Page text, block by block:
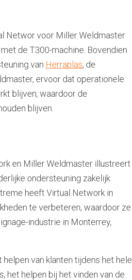
Networ voor Miller Weldmaster
de T300-machine. Bovendien
van Herraplas, de
ervoor dat operationele
blijven, waardoor de
blijven.
en Miller Weldmaster illustreert
ondersteuning zakelijk
heeft Virtual Network in
te verbeteren, waardoor ze
industrie in Monterrey,
van klanten tijdens het hele
het helpen bij het vinden van de